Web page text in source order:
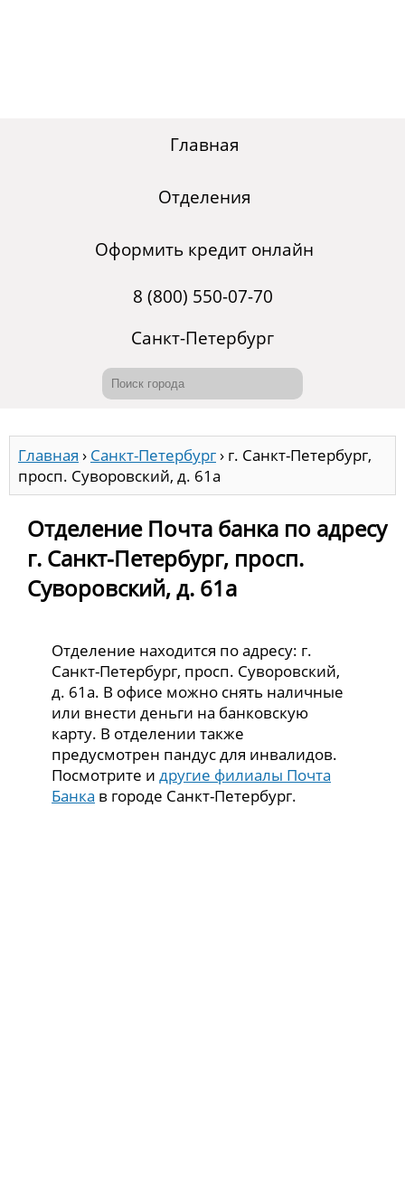
Главная
Отделения
Оформить кредит онлайн
8 (800) 550-07-70
Санкт-Петербург
Главная › Санкт-Петербург› г. Санкт-Петербург,
просп. Суворовский, д. 61а
Отделение Почта банка по адресу
г. Санкт-Петербург, просп.
Суворовский, д. 61а
Отделение находится по адресу: г.
Санкт-Петербург, просп. Суворовский,
д. 61а. В офисе можно снять наличные
или внести деньги на банковскую
карту. В отделении также
предусмотрен пандус для инвалидов.
Посмотрите идругие филиалы Почта
Банка в городе Санкт-Петербург.